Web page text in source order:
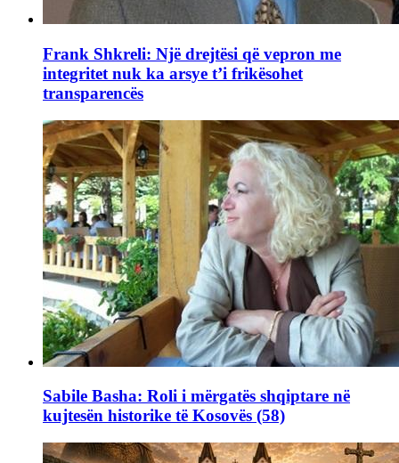
Frank Shkreli: Një drejtësi që vepron me
integritet nuk ka arsye t’i frikësohet
transparencës
Sabile Basha: Roli i mërgatës shqiptare në
kujtesën historike të Kosovës (58)